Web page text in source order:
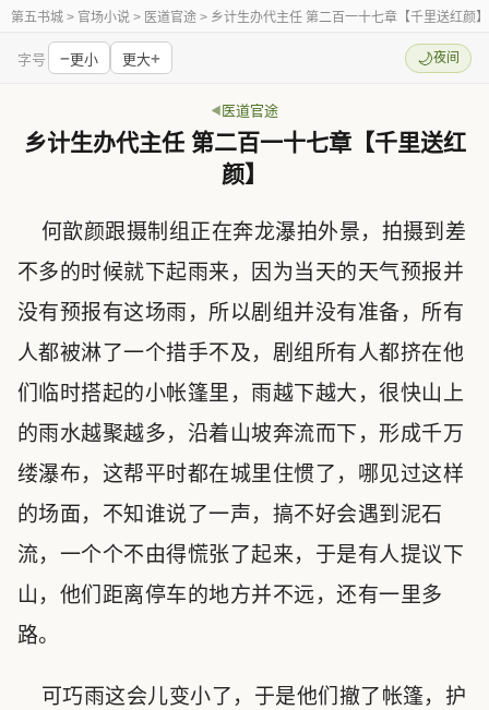
第五书城 > 官场小说 > 医道官途 > 乡计生办代主任 第二百一十七章【千里送红颜】
字号 −更小 更大+ 🌙夜间
医道官途
乡计生办代主任 第二百一十七章【千里送红
颜】
何歆颜跟摄制组正在奔龙瀑拍外景，拍摄到差
不多的时候就下起雨来，因为当天的天气预报并
没有预报有这场雨，所以剧组并没有准备，所有
人都被淋了一个措手不及，剧组所有人都挤在他
们临时搭起的小帐篷里，雨越下越大，很快山上
的雨水越聚越多，沿着山坡奔流而下，形成千万
缕瀑布，这帮平时都在城里住惯了，哪见过这样
的场面，不知谁说了一声，搞不好会遇到泥石
流，一个个不由得慌张了起来，于是有人提议下
山，他们距离停车的地方并不远，还有一里多
路。
可巧雨这会儿变小了，于是他们撤了帐篷，护